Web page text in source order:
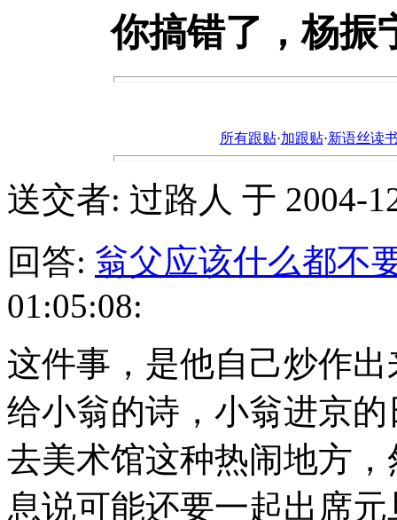
你搞错了，杨振
所有跟贴·加跟贴·新语丝读
送交者: 过路人 于 2004-
回答: 翁父应该什么都不
01:05:08:
这件事，是他自己炒作
给小翁的诗，小翁进京
去美术馆这种热闹地方
息说可能还要一起出席